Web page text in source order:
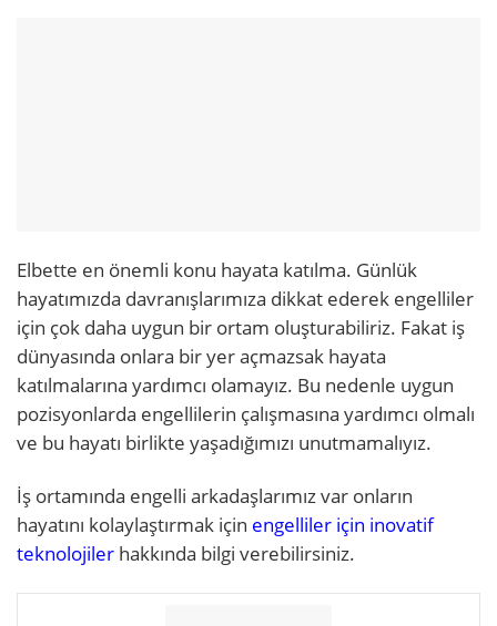
Elbette en önemli konu hayata katılma. Günlük
hayatımızda davranışlarımıza dikkat ederek engelliler
için çok daha uygun bir ortam oluşturabiliriz. Fakat iş
dünyasında onlara bir yer açmazsak hayata
katılmalarına yardımcı olamayız. Bu nedenle uygun
pozisyonlarda engellilerin çalışmasına yardımcı olmalı
ve bu hayatı birlikte yaşadığımızı unutmamalıyız.
İş ortamında engelli arkadaşlarımız var onların
hayatını kolaylaştırmak için engelliler için inovatif
teknolojiler hakkında bilgi verebilirsiniz.